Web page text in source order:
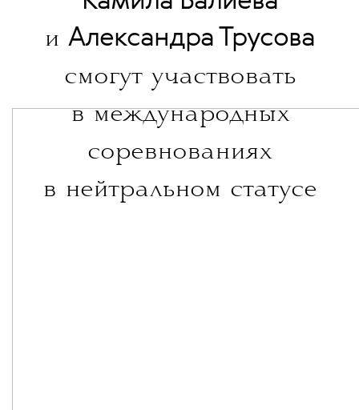
и Александра Трусова
смогут участвовать
в международных
соревнованиях
в нейтральном статусе